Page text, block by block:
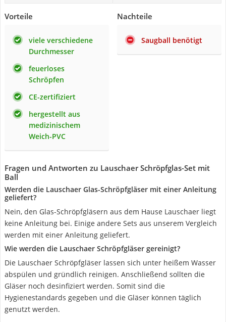
Vorteile
viele verschiedene
Durchmesser
feuerloses
Schröpfen
CE-zertifiziert
hergestellt aus
medizinischem
Weich-PVC
Nachteile
Saugball benötigt
Fragen und Antworten zu Lauschaer Schröpfglas-Set mit
Ball
Werden die Lauschaer Glas-Schröpfgläser mit einer Anleitung
geliefert?
Nein, den Glas-Schröpfgläsern aus dem Hause Lauschaer liegt
keine Anleitung bei. Einige andere Sets aus unserem Vergleich
werden mit einer Anleitung geliefert.
Wie werden die Lauschaer Schröpfgläser gereinigt?
Die Lauschaer Schröpfgläser lassen sich unter heißem Wasser
abspülen und gründlich reinigen. Anschließend sollten die
Gläser noch desinfiziert werden. Somit sind die
Hygienestandards gegeben und die Gläser können täglich
genutzt werden.